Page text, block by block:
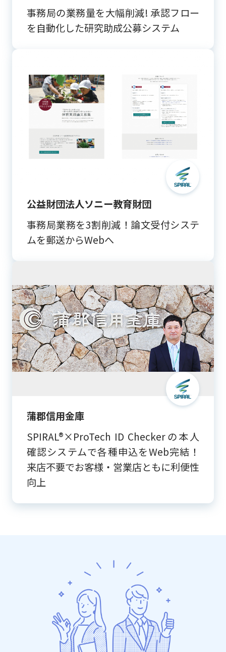
事務局の業務量を大幅削減! 承認フロー
を自動化した研究助成公募システム
公益財団法人ソニー教育財団
事務局業務を3割削減！論文受付システ
ムを郵送からWebへ
蒲郡信用金庫
SPIRAL®×ProTech ID Checkerの本人
確認システムで各種申込をWeb完結！
来店不要でお客様・営業店ともに利便性
向上